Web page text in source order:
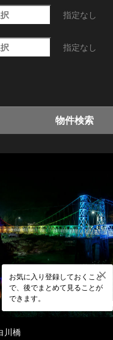
指定なし
指定なし
物件検索
お気に入り登録しておくこと
で、後でまとめて見ることが
できます。
川橋